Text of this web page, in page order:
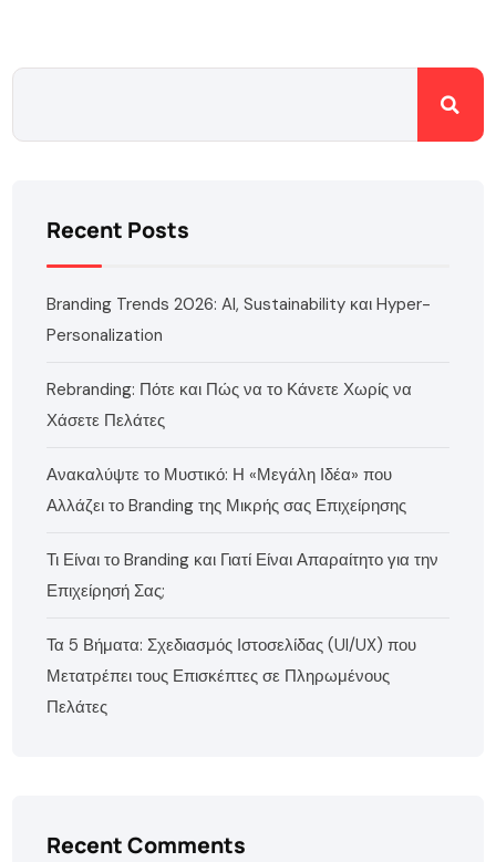
Recent Posts
Branding Trends 2026: AI, Sustainability και Hyper-
Personalization
Rebranding: Πότε και Πώς να το Κάνετε Χωρίς να
Χάσετε Πελάτες
Ανακαλύψτε το Μυστικό: Η «Μεγάλη Ιδέα» που
Αλλάζει το Branding της Μικρής σας Επιχείρησης
Τι Είναι το Branding και Γιατί Είναι Απαραίτητο για την
Επιχείρησή Σας;
Τα 5 Βήματα: Σχεδιασμός Ιστοσελίδας (UI/UX) που
Μετατρέπει τους Επισκέπτες σε Πληρωμένους
Πελάτες
Recent Comments